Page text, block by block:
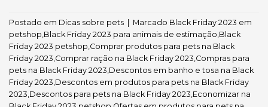
Postado em Dicas sobre pets Marcado Black Friday 2023 em
petshop,Black Friday 2023 para animais de estimação,Black
Friday 2023 petshop,Comprar produtos para pets na Black
Friday 2023,Comprar ração na Black Friday 2023,Compras para
pets na Black Friday 2023,Descontos em banho e tosa na Black
Friday 2023,Descontos em produtos para pets na Black Friday
2023,Descontos para pets na Black Friday 2023,Economizar na